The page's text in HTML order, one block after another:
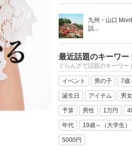
九州・山口
話...
最近話題のキーワー
ぐらんざで話題のキーワー
イベント 男の子 7歳
誕生日 アイテム 男女
予算 男性 1万円
年代 19歳～（大学生）
5000円